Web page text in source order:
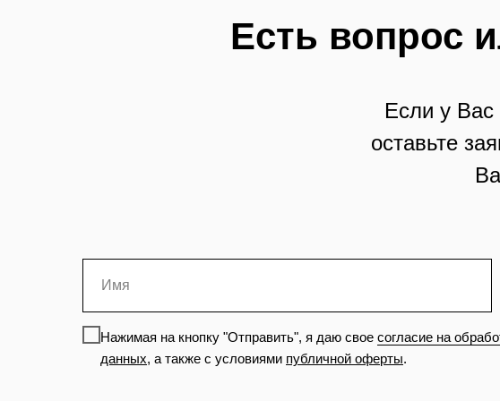
Есть вопрос
Если у Вас
оставьте
Нажимая на кнопку "Отправить", я даю свое согласие на
данных, а также с условиями публичной оферты.